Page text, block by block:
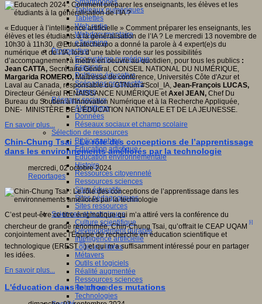
Smartphones
Tableaux numériques
Tablettes
Web radio
Webdocumentaire
eTwinning
Prospective
Ecosystème numérique
Espaces
Politique éducative
Scénarios prospectifs
Temps
Réseaux sociaux
Algorithme
Données
Réseaux sociaux et champ scolaire
Sélection de ressources
Bibliographies
Education artistique
Education environnementale
Histoire
Ressources citoyenneté
Ressources sciences
Sites éducatifs
Sites pédagogiques
Sites ressources
Sciences et techniques
Culture scientifique
Développement durable
Intelligence artificielle
Logiciels libres
Métavers
Outils et logiciels
Réalité augmentée
Ressources sciences
Robotique
Technologies
« Eduquer à l’intelligence artificielle » Comment préparer les enseignants, les
élèves et les étudiants à la généralisation de l’IA ? Le mercredi 13 novembre de
10h30 à 11h30, @Educatechexpo a donné la parole à 4 expert(e)s du
numérique et de l’IA, lors d’une table ronde sur les possibilités
d’accompagnement à mettre en oeuvre au quotidien, pour tous les publics :
Jean CATTA, Secrétaire Général, CONSEIL NATIONAL DU NUMÉRIQUE,
Margarida ROMERO,Maîtresse de conférence, Universités Côte d'Azur et
Laval au Canada, responsable du GTNum #Scol_IA, Jean-François LUCAS,
Directeur Général RENAISSANCE NUMÉRIQUE etAxel JEAN, Chef Du
Bureau du Soutien à l'Innovation Numérique et à la Recherche Appliquée,
DNE- MINISTÈRE DE L'ÉDUCATION NATIONALE ET DE LA JEUNESSE.
En savoir plus...
Chin-Chung Tsai : Le rôle des conceptions de l’apprentissage
dans les environnements améliorés par la technologie
mercredi, 02 octobre 2024
Reportages
C’est peut-être ce titre énigmatique qui m’a attiré vers la conférence du
chercheur de grande renommée, Chin-Chung Tsai, qu’offrait le CEAP UQAM
[i]
conjointement avec l'Équipe de recherche en éducation scientifique et
technologique (EREST
[ii]
) et qui m’a suffisamment intéressé pour en partager
les idées.
a-
En savoir plus...
L'éducation dans le choc des mutations